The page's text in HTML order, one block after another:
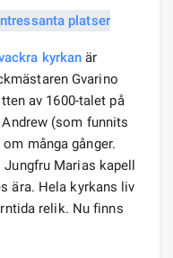
kyrkan är
Gvarino
av 1600-talet på
(som funnits
många gånger.
Jungfru Marias kapell
ära. Hela kyrkans liv
relik. Nu finns